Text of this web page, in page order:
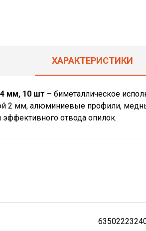
ХАРАКТЕРИСТИКИ
мм, 10 шт – биметаллическое
2 мм, алюминиевые профили,
отвода опилок.